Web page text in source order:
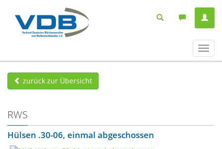
ein-/
zurück zur Übersicht
RWS
Hülsen .30-06, einmal abgeschossen